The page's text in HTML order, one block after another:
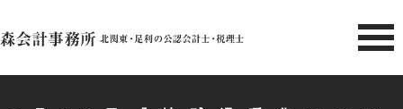
北関東 足利市の公認会計士・